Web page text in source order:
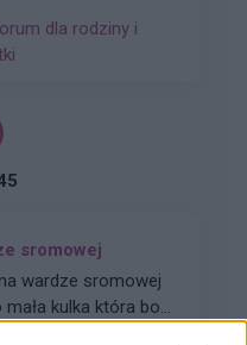
które również
odklejały się.
estrogenow. Około
dla rodziny i
sromowej
wardze sromowej
kulka która boli